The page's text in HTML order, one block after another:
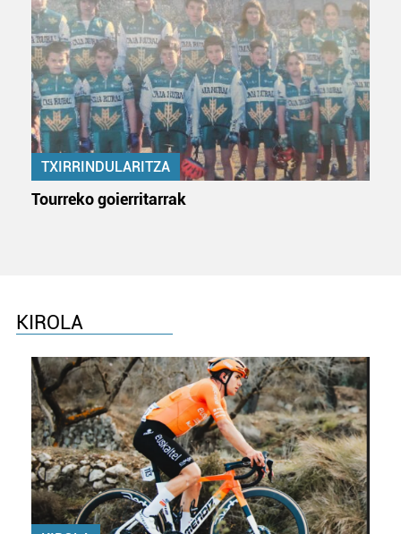
TXIRRINDULARITZA
Tourreko goierritarrak
KIROLA